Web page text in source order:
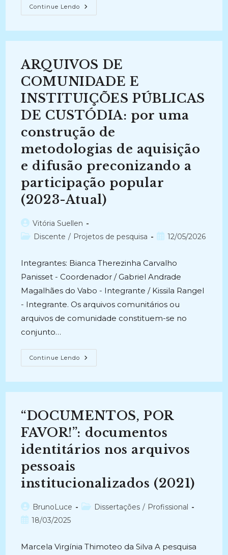
Continue Lendo GESTÃO
DE
Levantamento,
Acesso
De
Documentos
Específicos
Das
Áreas
De
Arquitetura
E
Engenharia
Sob
Perspectiva
Do
Contexto
Arquivístico
(2023-
Atual)
ARQUIVOS DE
COMUNIDADE E
INSTITUIÇÕES PÚBLICAS
DE CUSTÓDIA: por uma
construção de
metodologias de aquisição
e difusão preconizando a
participação popular
(2023-Atual)
Autor
do
Vitória Suellen
Categoria
Discente / Projetos de pesquisa
Post12/05/2026
Integrantes: Bianca Therezinha Carvalho
Panisset - Coordenador / Gabriel Andrade
Magalhães do Vabo - Integrante / Kissila Rangel
- Integrante. Os arquivos comunitários ou
arquivos de comunidade constituem-se no
conjunto…
Continue Lendo ARQUIVOS
DE
PÚBLICAS
Por
Uma
Construção
De
Metodologias
De
Preconizando
A
Popular
(2023-
“DOCUMENTOS, POR
FAVOR!”: documentos
identitários nos arquivos
pessoais
institucionalizados (2021)
Autor
do
BrunoLuce
Categoria
Dissertações / Profissional
Post18/03/2025
Marcela Virgínia Thimoteo da Silva A pesquisa